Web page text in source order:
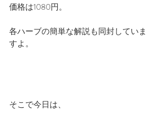
価格は1080円。
各ハーブの簡単な解説も同封していま
すよ。
そこで今日は、